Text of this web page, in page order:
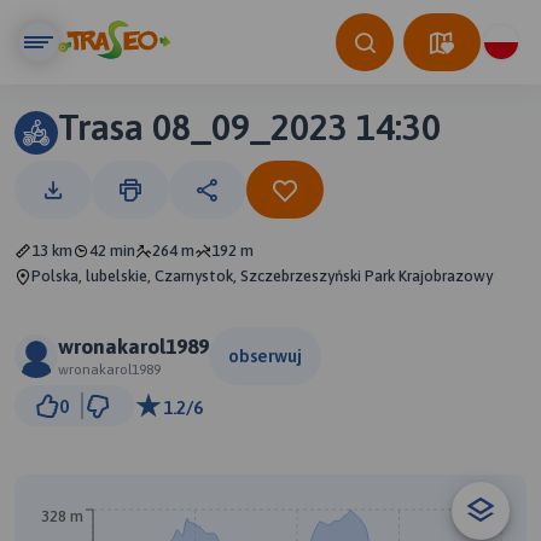
Trasa 08_09_2023 14:30
13 km 42 min 264 m
192 m
Polska, lubelskie, Czarnystok, Szczebrzeszyński Park Krajobrazowy
wronakarol1989
wronakarol1989
obserwuj
0 1.2/6
328 m